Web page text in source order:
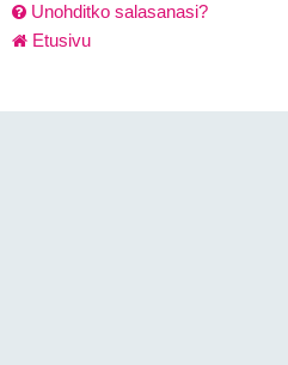
Unohditko salasanasi?
Etusivu